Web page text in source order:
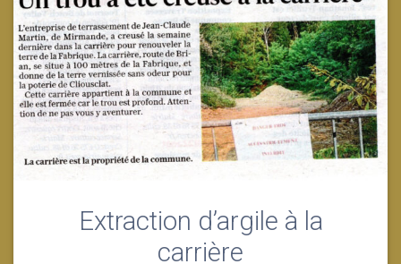
Extraction d’argile à la
carrière